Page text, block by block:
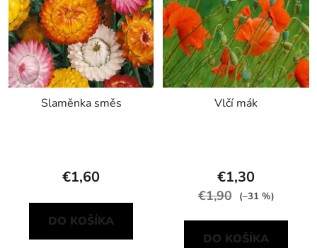
Slaměnka směs
€1,60
DO KOŠÍKA
Vlčí mák
€1,30
€1,90 (–31 %)
DO KOŠÍKA